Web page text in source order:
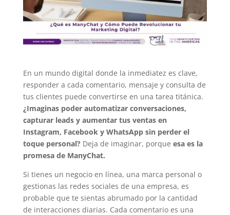
En un mundo digital donde la inmediatez es clave,
responder a cada comentario, mensaje y consulta de
tus clientes puede convertirse en una tarea titánica.
¿Imaginas poder automatizar conversaciones,
capturar leads y aumentar tus ventas en
Instagram, Facebook y WhatsApp sin perder el
toque personal? Deja de imaginar, porque esa es la
promesa de ManyChat.
Si tienes un negocio en línea, una marca personal o
gestionas las redes sociales de una empresa, es
probable que te sientas abrumado por la cantidad
de interacciones diarias. Cada comentario es una